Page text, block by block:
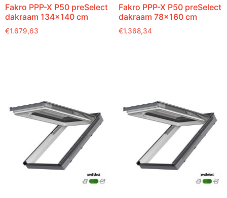
Fakro PPP-X P50 preSelect
dakraam 134×140 cm
€1.679,63
Fakro PPP-X P50 preSelect
dakraam 78×160 cm
€1.368,34